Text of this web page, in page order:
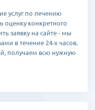
услуг по лечению
оценку конкретного
заявку на сайте - мы
в течение 24-х часов.
получаем всю нужную